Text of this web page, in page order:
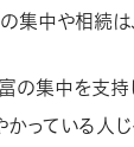
集中や相続
の集中を支持
っている人